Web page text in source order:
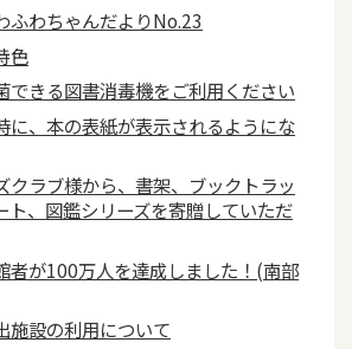
ふわちゃんだよりNo.23
色
できる図書消毒機をご利用ください
に、本の表紙が表示されるようにな
クラブ様から、書架、ブックトラッ
ト、図鑑シリーズを寄贈していただ
者が100万人を達成しました！(南部
施設の利用について